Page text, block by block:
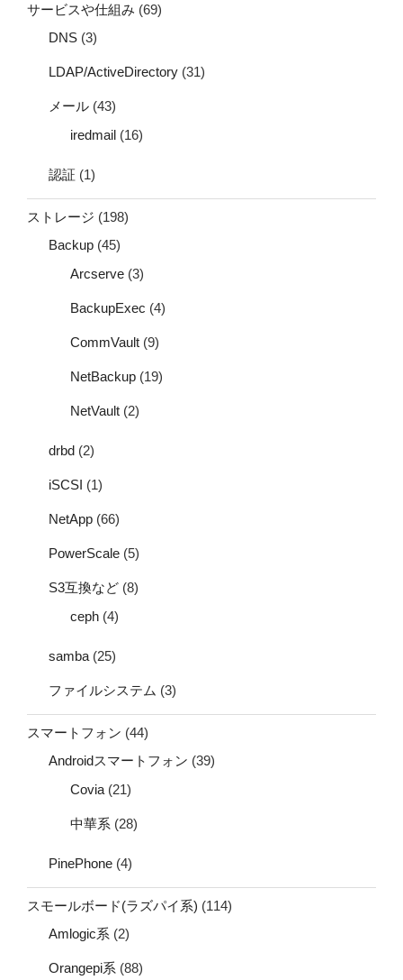
サービスや仕組み (69)
DNS (3)
LDAP/ActiveDirectory (31)
メール (43)
iredmail (16)
認証 (1)
ストレージ (198)
Backup (45)
Arcserve (3)
BackupExec (4)
CommVault (9)
NetBackup (19)
NetVault (2)
drbd (2)
iSCSI (1)
NetApp (66)
PowerScale (5)
S3互換など (8)
ceph (4)
samba (25)
ファイルシステム (3)
スマートフォン (44)
Androidスマートフォン (39)
Covia (21)
中華系 (28)
PinePhone (4)
スモールボード(ラズパイ系) (114)
Amlogic系 (2)
Orangepi系 (88)